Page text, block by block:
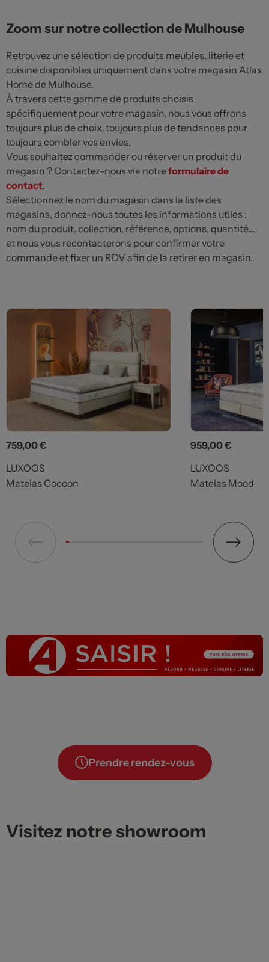
Zoom sur notre collection de Mulhouse
Retrouvez une sélection de produits meubles, literie et
cuisine disponibles uniquement dans votre magasin Atlas
Home de Mulhouse.
À travers cette gamme de produits choisis
spécifiquement pour votre magasin, nous vous offrons
toujours plus de choix, toujours plus de tendances pour
toujours combler vos envies.
Vous souhaitez commander ou réserver un produit du
magasin ? Contactez-nous via notreformulaire de
contact.
Sélectionnez le nom du magasin dans la liste des
magasins, donnez-nous toutes les informations utiles :
nom du produit, collection, référence, options, quantité...,
et nous vous recontacterons pour confirmer votre
commande et fixer un RDV afin de la retirer en magasin.
Prix
759,00 €
LUXOOS
Matelas Cocoon
Prix
959,00 €
LUXOOS
Matelas Mood
Prendre rendez-vous
Visitez notre showroom